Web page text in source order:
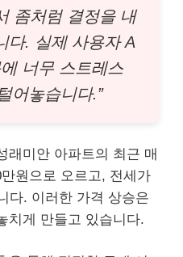
좀처럼 결정을 내
다. 실제 사용자 A
너무 스트레스
어놓습니다.”
래미안 아파트의 최근 매
원으로 오르고, 전세가
다. 이러한 가격 상승은
치게 만들고 있습니다.